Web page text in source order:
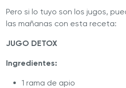
Pero si lo tuyo son los jugos,
las mañanas con esta receta:
JUGO DETOX
Ingredientes:
1 rama de apio